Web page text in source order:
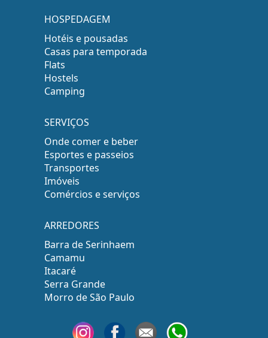
HOSPEDAGEM
Hotéis e pousadas
Casas para temporada
Flats
Hostels
Camping
SERVIÇOS
Onde comer e beber
Esportes e passeios
Transportes
Imóveis
Comércios e serviços
ARREDORES
Barra de Serinhaem
Camamu
Itacaré
Serra Grande
Morro de São Paulo